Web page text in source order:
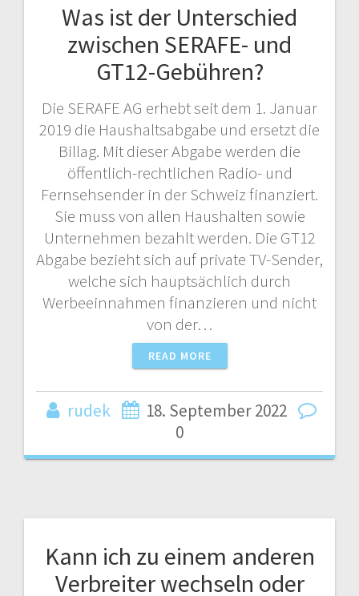
Was ist der Unterschied
zwischen SERAFE- und
GT12-Gebühren?
Die SERAFE AG erhebt seit dem 1. Januar
2019 die Haushaltsabgabe und ersetzt die
Billag. Mit dieser Abgabe werden die
öffentlich-rechtlichen Radio- und
Fernsehsender in der Schweiz finanziert.
Sie muss von allen Haushalten sowie
Unternehmen bezahlt werden. Die GT12
Abgabe bezieht sich auf private TV-Sender,
welche sich hauptsächlich durch
Werbeeinnahmen finanzieren und nicht
von der…
READ MORE
rudek
18. September 2022
0
Kann ich zu einem anderen
Verbreiter wechseln oder